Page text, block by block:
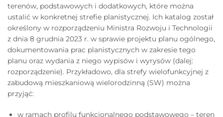
terenów, podstawowych i dodatkowych, które można
ustalić w konkretnej strefie planistycznej. Ich katalog został
określony w rozporządzeniu Ministra Rozwoju i Technologii
z dnia 8 grudnia 2023 r. w sprawie projektu planu ogólnego,
dokumentowania prac planistycznych w zakresie tego
planu oraz wydania z niego wypisów i wyrysów (dalej:
rozporządzenie). Przykładowo, dla strefy wielofunkcyjnej z
zabudową mieszkaniową wielorodzinną (SW) można
przyjąć:
w ramach profilu funkcjonalnego podstawowego – teren